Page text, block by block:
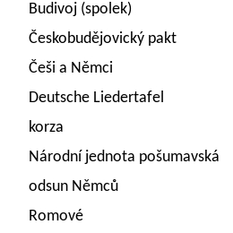
Budivoj (spolek)
Českobudějovický pakt
Češi a Němci
Deutsche Liedertafel
korza
Národní jednota pošumavská
odsun Němců
Romové